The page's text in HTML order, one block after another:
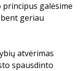
galėsime
geriau
atvėrimas
spausdinto